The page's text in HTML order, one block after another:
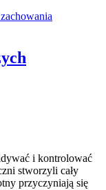
i kontrolować
stworzyli cały
przyczyniają się